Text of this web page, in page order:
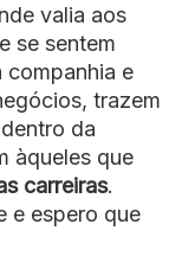
valia aos
se sentem
companhia e
trazem
da
àqueles que
carreiras.
e espero que